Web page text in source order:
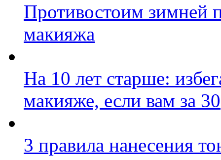
Противостоим зимней
макияжа
На 10 лет старше:
макияже, если вам за 30
3 правила нанесения